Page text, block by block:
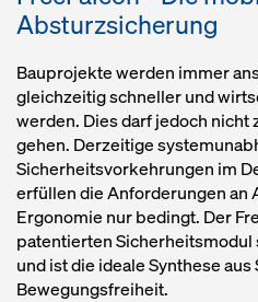
Absturzsicherung
Bauprojekte werden immer
gleichzeitig schneller und
werden. Dies darf jedoch nicht
gehen. Derzeitige
Sicherheitsvorkehrungen im
erfüllen die Anforderungen an
Ergonomie nur bedingt. Der
patentierten Sicherheitsmodul
und ist die ideale Synthese
Bewegungsfreiheit.